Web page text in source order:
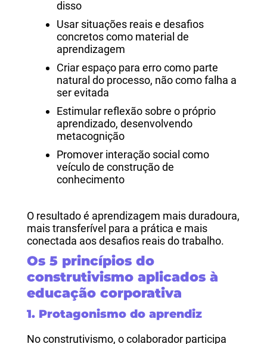
disso
Usar situações reais e desafios
concretos como material de
aprendizagem
Criar espaço para erro como parte
natural do processo, não como falha a
ser evitada
Estimular reflexão sobre o próprio
aprendizado, desenvolvendo
metacognição
Promover interação social como
veículo de construção de
conhecimento
O resultado é aprendizagem mais duradoura,
mais transferível para a prática e mais
conectada aos desafios reais do trabalho.
Os 5 princípios do
construtivismo aplicados à
educação corporativa
1. Protagonismo do aprendiz
No construtivismo, o colaborador participa